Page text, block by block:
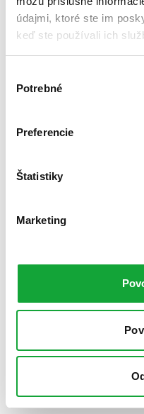
údajmi, ktoré ste im
keď ste používali ich
súhlasu
Potrebné
Preferencie
Štatistiky
Marketing